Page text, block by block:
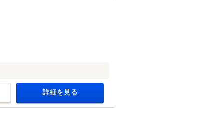
詳細を見る